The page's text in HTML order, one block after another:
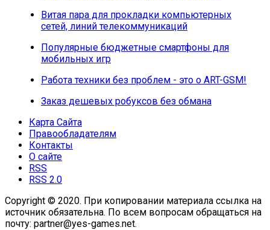
Витая пара для прокладки компьютерных
сетей, линий телекоммуникаций
Популярные бюджетные смартфоны для
мобильных игр
Работа техники без проблем - это о ART-GSM!
Заказ дешевых робуксов без обмана
Карта Сайта
Правообладателям
Контакты
О сайте
RSS
RSS 2.0
Copyright © 2020. При копировании материала ссылка на
источник обязательна. По всем вопросам обращаться на
почту: partner@yes-games.net.